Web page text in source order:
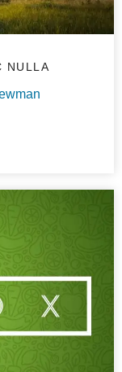
NULLA